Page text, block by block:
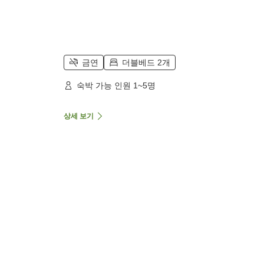
금연 더블베드 2개
숙박 가능 인원 1~5명
상세 보기